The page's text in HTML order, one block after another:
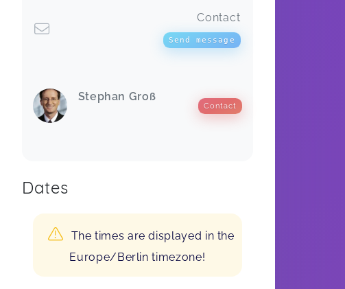
Contact
Send message
Stephan Groß
Contact
Dates
The times are displayed in the
Europe/Berlin timezone!